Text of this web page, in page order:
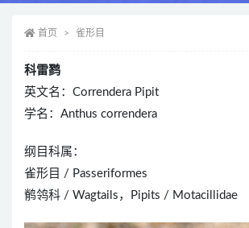
首页 雀形目
科雷鹨
英文名：Correndera Pipit
学名：Anthus correndera
纲目科属：
雀形目 / Passeriformes
鹡鸰科 / Wagtails，Pipits / Motacillidae